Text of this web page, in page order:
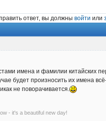
ответ, вы должны войти или
имена и фамилии китайских
будет произносить их имена
не поворачивается.
- it's a beautiful new day!